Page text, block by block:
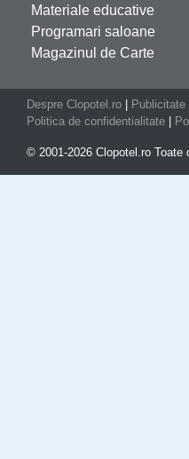
Materiale educative
Programari saloane
Magazinul de Carte
Despre Clopotel.ro Publicitate
Politica de confidentialitate
© 2001-2026 Clopotel.ro Toate